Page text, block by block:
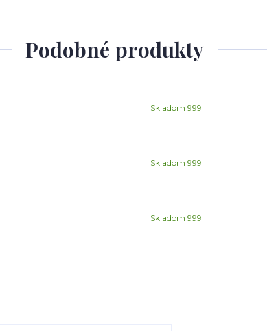
Podobné produkty
Skladom 999
Skladom 999
Skladom 999